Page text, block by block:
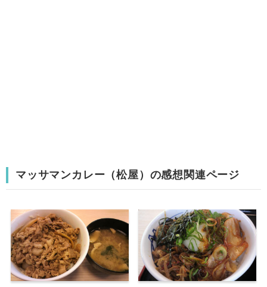
マッサマンカレー（松屋）の感想関連ページ